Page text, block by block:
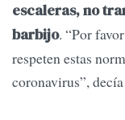
escaleras, no
barbijo. “Por
respeten estas
coronavirus”,